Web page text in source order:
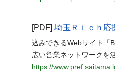
[PDF] 埼玉Ｒｉｃｈ応
込みできるWebサイト「
広い営業ネットワークを
https://